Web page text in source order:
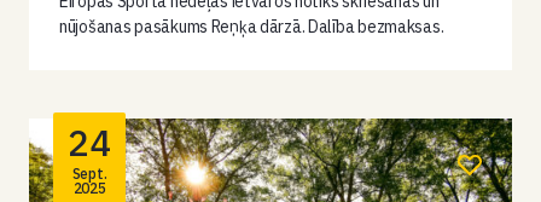
nūjošanas pasākums Reņķa dārzā. Dalība bezmaksas.
24
Sept.
2025